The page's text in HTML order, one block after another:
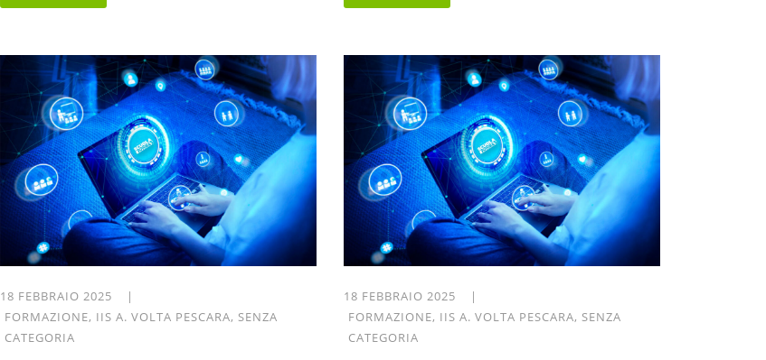
18 FEBBRAIO 2025 |
FORMAZIONE, IIS A. VOLTA PESCARA, SENZA
CATEGORIA
18 FEBBRAIO 2025 |
FORMAZIONE, IIS A. VOLTA PESCARA, SENZA
CATEGORIA